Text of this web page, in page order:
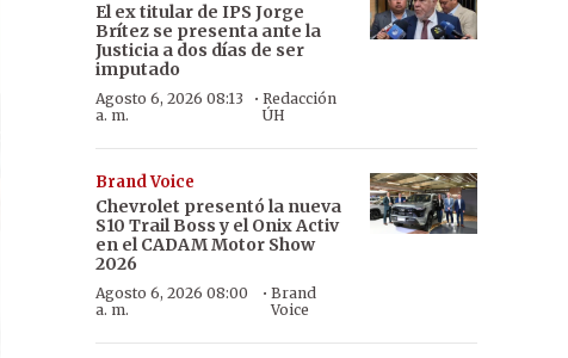
El ex titular de IPS Jorge
Brítez se presenta ante la
Justicia a dos días de ser
imputado
Agosto 6, 2026 08:13
a. m.
· Redacción
ÚH
Brand Voice
Chevrolet presentó la nueva
S10 Trail Boss y el Onix Activ
en el CADAM Motor Show
2026
Agosto 6, 2026 08:00
a. m.
·Brand
Voice